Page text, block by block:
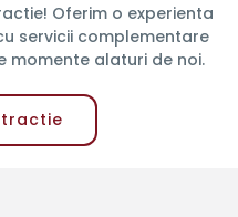
Oferim o experienta
servicii complementare
momente alaturi de noi.